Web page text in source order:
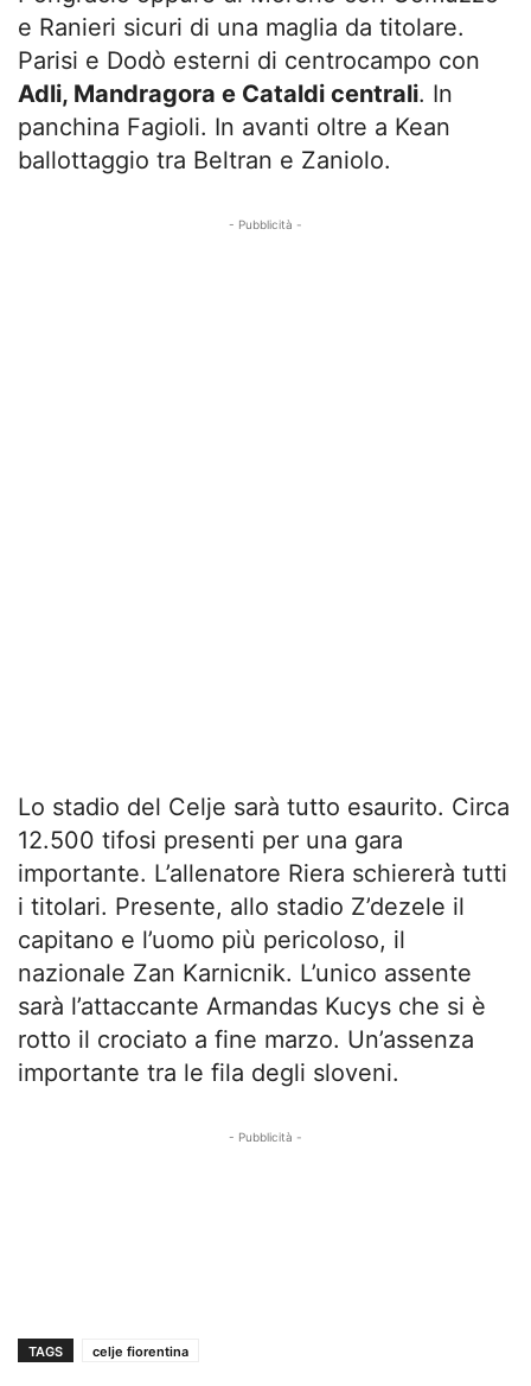
e Ranieri sicuri di una maglia da titolare.
Parisi e Dodò esterni di centrocampo con
Adli, Mandragora e Cataldi centrali. In
panchina Fagioli. In avanti oltre a Kean
ballottaggio tra Beltran e Zaniolo.
- Pubblicità -
Lo stadio del Celje sarà tutto esaurito. Circa
12.500 tifosi presenti per una gara
importante. L’allenatore Riera schiererà tutti
i titolari. Presente, allo stadio Z’dezele il
capitano e l’uomo più pericoloso, il
nazionale Zan Karnicnik. L’unico assente
sarà l’attaccante Armandas Kucys che si è
rotto il crociato a fine marzo. Un’assenza
importante tra le fila degli sloveni.
- Pubblicità -
TAGS celje fiorentina